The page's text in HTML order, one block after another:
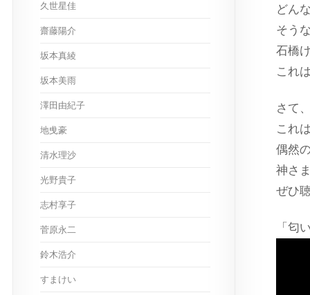
どん
そう
石橋
これ
さて
これ
偶然
神さ
ぜひ
「匂
久世星佳
齋藤陽介
坂本真綾
坂本美雨
澤田由紀子
地曵豪
清水理沙
光野貴子
志村享子
菅原永二
鈴木浩介
すまけい